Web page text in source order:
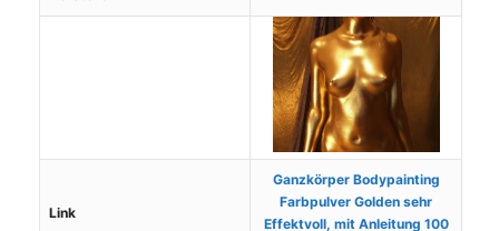
Link
Ganzkörper Bodypainting
Farbpulver Golden sehr
Effektvoll, mit Anleitung 100